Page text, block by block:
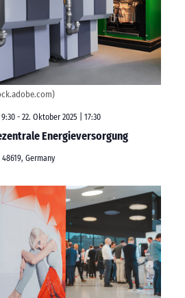
Energieversorgung
- 22. Oktober 2025 | 17:30
Germany